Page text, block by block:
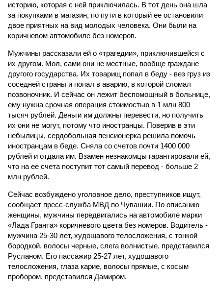
историю, которая с ней приключилась. В тот день она шла
за покупками в магазин, по пути в который ее остановили
двое приятных на вид молодых человека. Они были на
коричневом автомобиле без номеров.
Мужчины рассказали ей о «трагедии», приключившейся с
их другом. Мол, сами они не местные, вообще граждане
другого государства. Их товарищ попал в беду - вез груз из
соседней страны и попал в аварию, в которой сломал
позвоночник. И сейчас он лежит беспомощный в больнице,
ему нужна срочная операция стоимостью в 1 млн 800
тысяч рублей. Деньги им должны перевести, но получить
их они не могут, потому что иностранцы. Поверив в эти
небылицы, сердобольная пенсионерка решила помочь
иностранцам в беде. Сняла со счетов почти 1400 000
рублей и отдала им. Взамен незнакомцы гарантировали ей,
что на ее счета поступит тот самый перевод - больше 2
млн рублей.
Сейчас возбуждено уголовное дело, преступников ищут,
сообщает пресс-служба МВД по Чувашии. По описанию
женщины, мужчины передвигались на автомобиле марки
«Лада Гранта» коричневого цвета без номеров. Водитель -
мужчина 25-30 лет, худощавого телосложения, с тонкой
бородкой, волосы черные, слега волнистые, представился
Русланом. Его пассажир 25-27 лет, худощавого
телосложения, глаза карие, волосы прямые, с косым
пробором, представился Дамиром.